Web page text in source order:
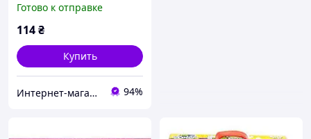
Готово к отправке
114₴
Купить
Интернет-магазин серебряных украшений "Талисман" 94%